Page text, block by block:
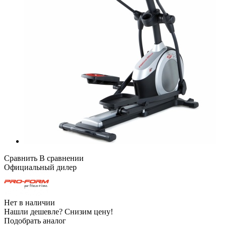
Сравнить В сравнении
Официальный дилер
Нет в наличии
Нашли дешевле? Снизим цену!
Подобрать аналог